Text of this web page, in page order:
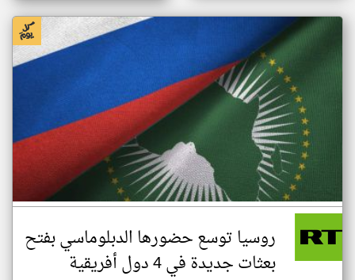
روسيا توسع حضورها الدبلوماسي بفتح
بعثات جديدة في 4 دول أفريقية